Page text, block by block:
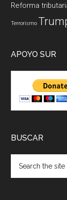
Reforma
Terrorismo
APOYO SUR
BUSCAR